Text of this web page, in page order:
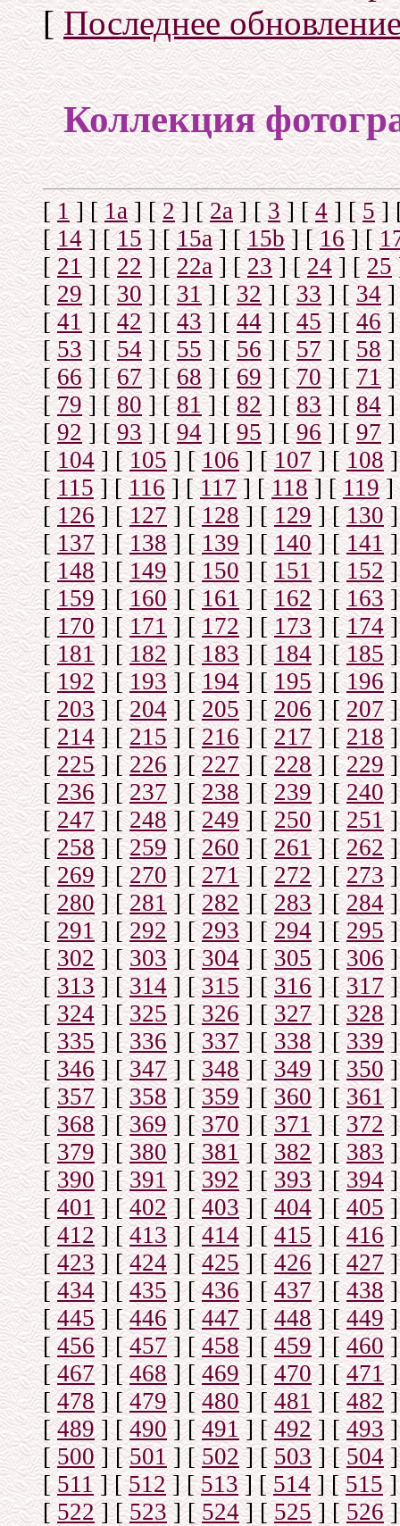
[Последнее
Коллекция
[1] [1а] [2] [2а] [3] [4] [5]
[14] [15] [15a] [15b] [16] [
[21] [22 ] [22a] [23] [24] [25
[29] [30] [31] [32] [33] [34]
[41] [42] [43] [44] [45] [46]
[53] [54] [55] [56] [57] [58]
[66] [67] [68] [69] [70] [71]
[79] [80] [81] [82] [83] [84]
[92] [93] [94] [95] [96] [97]
[104] [105] [106] [107] [108]
[115] [116] [117] [118] [119]
[126] [127] [128] [129] [130]
[137] [138] [139] [140] [141]
[148] [149] [150] [151] [152]
[159] [160] [161] [162] [ 163]
[170] [171] [172] [173] [174]
[181] [182] [183] [184] [185]
[192] [193] [194] [195] [196]
[203] [204] [205] [206] [207]
[214] [215] [216] [217] [ 218]
[225] [226] [227] [228] [229]
[236] [237] [238] [239] [240]
[247] [248] [249] [250] [251]
[258] [259] [260] [261] [262]
[269] [270] [271] [272] [273]
[280] [281] [282] [283] [284]
[291] [292] [293] [294] [ 295]
[302] [303] [304] [305] [306]
[313] [314] [315] [316] [317]
[324] [325] [326] [327] [328]
[335] [336] [337] [338] [339]
[346] [347] [348] [349] [ 350]
[357] [358] [359] [360] [361]
[368] [369] [370] [371] [372]
[379] [380] [381] [382] [383]
[390] [391] [392] [393] [394]
[401] [402] [403] [404] [405]
[412] [413] [414] [415] [416]
[423] [424] [425] [426] [427]
[434] [435] [436] [437] [438]
[445] [446] [447] [448] [449]
[ 456] [457] [458] [459] [460]
[467] [468] [469] [470] [471]
[478] [479] [480] [481] [482]
[489] [490] [491] [492] [493]
[500] [501] [502] [503] [504]
[511] [512] [513] [514] [515]
[522] [523] [524] [525] [526]